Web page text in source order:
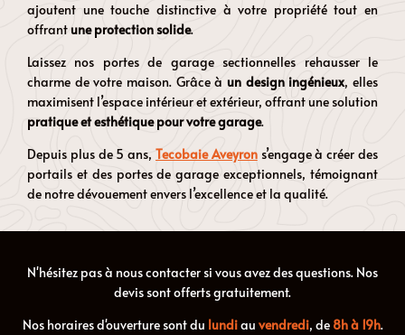
ajoutent une touche distinctive à votre propriété tout en
offrantune protection solide.
Laissez nos portes de garage sectionnelles rehausser le
charme de votre maison. Grâce à un design ingénieux, elles
maximisent l’espace intérieur et extérieur, offrant une solution
pratique et esthétique pour votre garage.
Depuis plus de 5 ans, Tecobaie Aveyrons’engage à créer des
portails et des portes de garage exceptionnels, témoignant
de notre dévouement envers l’excellence et la qualité.
N'hésitez pas à nous contacter si vous avez des questions. Nos
devis sont offerts gratuitement.
Nos horaires d'ouverture sont du lundiau vendredi, de 8h à 19h.